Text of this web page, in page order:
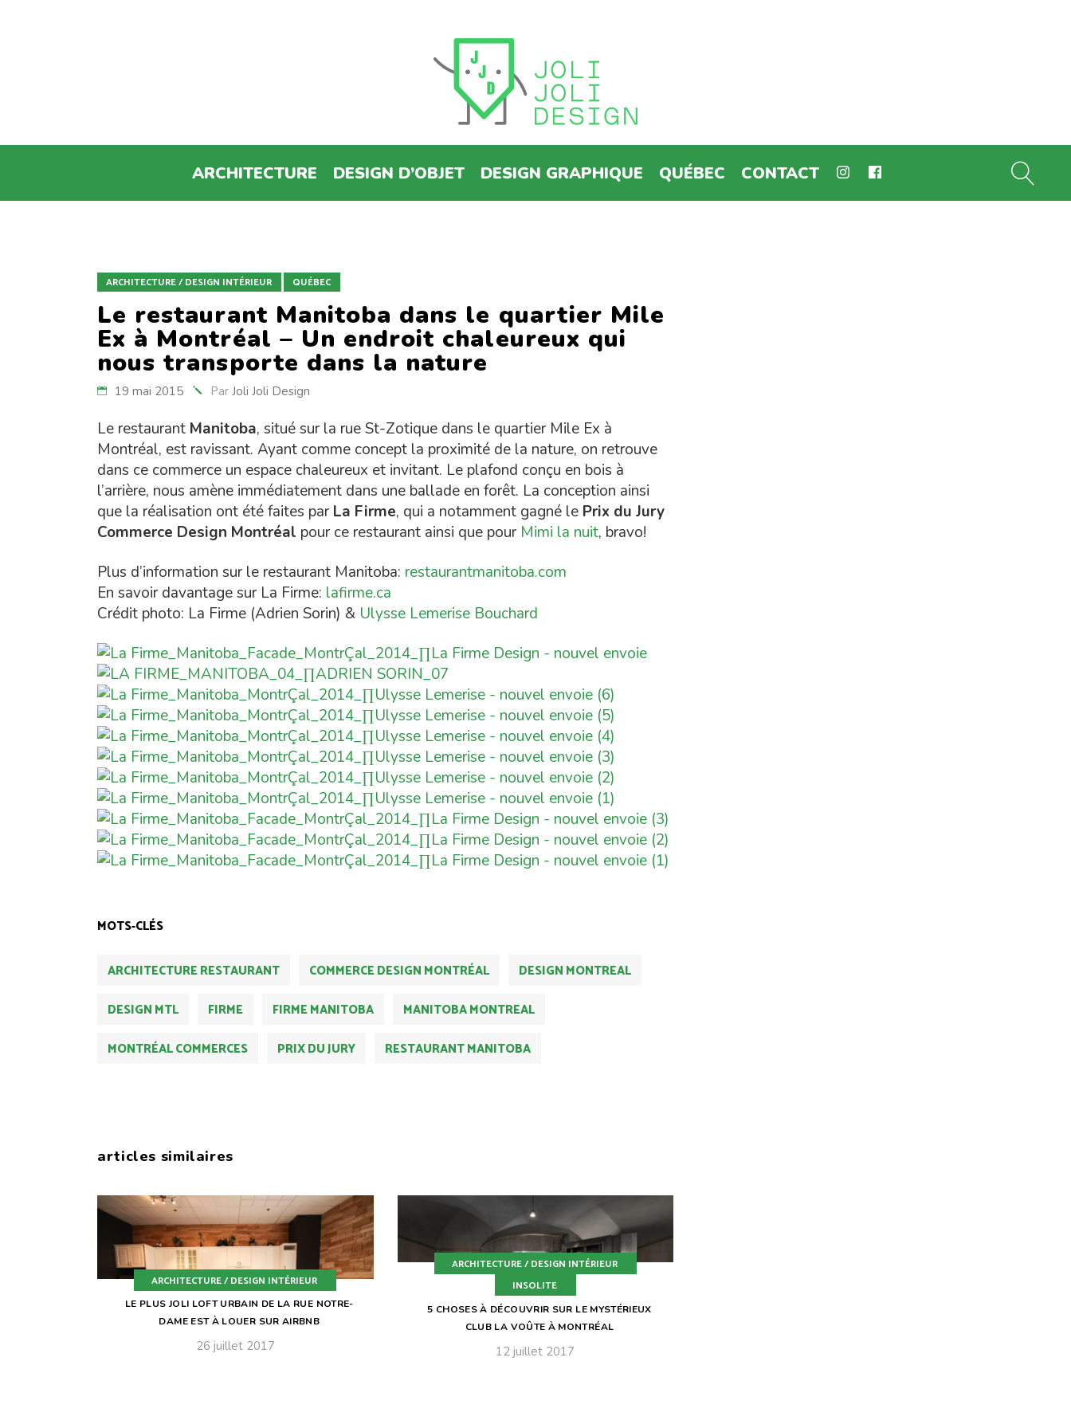
ARCHITECTURE DESIGN D’OBJET DESIGN GRAPHIQUE QUÉBEC CONTACT
ARCHITECTURE / DESIGN INTÉRIEUR QUÉBEC
Le restaurant Manitoba dans le quartier Mile
Ex à Montréal – Un endroit chaleureux qui
nous transporte dans la nature
19 mai 2015 Par Joli Joli Design
Le restaurant Manitoba, situé sur la rue St-Zotique dans le quartier Mile Ex à
Montréal, est ravissant. Ayant comme concept la proximité de la nature, on retrouve
dans ce commerce un espace chaleureux et invitant. Le plafond conçu en bois à
l’arrière, nous amène immédiatement dans une ballade en forêt. La conception ainsi
que la réalisation ont été faites parLa Firme, qui a notamment gagné le Prix du Jury
Commerce Design Montréal pour ce restaurant ainsi que pour Mimi la nuit, bravo!
Plus d’information sur le restaurant Manitoba: restaurantmanitoba.com
En savoir davantage sur La Firme: lafirme.ca
Crédit photo: La Firme (Adrien Sorin) & Ulysse Lemerise Bouchard
MOTS-CLÉS
ARCHITECTURE RESTAURANT COMMERCE DESIGN MONTRÉAL
DESIGN MONTREAL
DESIGN MTL
FIRME FIRME MANITOBA
MANITOBA MONTREAL
MONTRÉAL COMMERCES
PRIX DU JURY RESTAURANT MANITOBA
articles similaires
ARCHITECTURE / DESIGN INTÉRIEUR
LE PLUS JOLI LOFT URBAIN DE LA RUE NOTRE-
DAME EST À LOUER SUR AIRBNB
26 juillet 2017
ARCHITECTURE / DESIGN INTÉRIEUR
INSOLITE
5 CHOSES À DÉCOUVRIR SUR LE MYSTÉRIEUX
CLUB LA VOÛTE À MONTRÉAL
12 juillet 2017